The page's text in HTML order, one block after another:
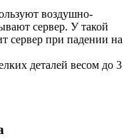
воздушно-
сервер. У такой
сервер при падении на
деталей весом до 3